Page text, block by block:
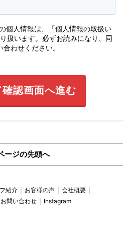
個人情報は、
「個人情報の取扱い
扱います。必ずお読みになり、同
わせください。
確認画面へ進む
ージの先頭へ
紹介 お客様の声
会社概要
お問い合わせ Instagram